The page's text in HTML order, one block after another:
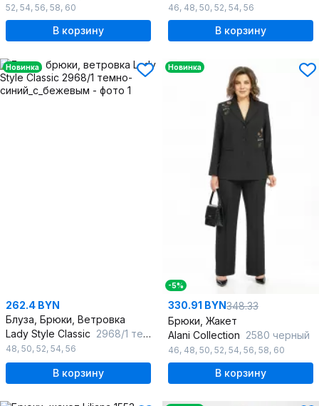
52, 54, 56, 58, 60
В корзину
46, 48, 50, 52, 54, 56
В корзину
Новинка
262.4 BYN
Блуза, Брюки, Ветровка
Lady Style Classic 2968/1 темно-синий_с_бежевым
48, 50, 52, 54, 56
В корзину
Новинка
-5%
330.91 BYN348.33
Брюки, Жакет
Alani Collection 2580 черный
46, 48, 50, 52, 54, 56, 58, 60
В корзину